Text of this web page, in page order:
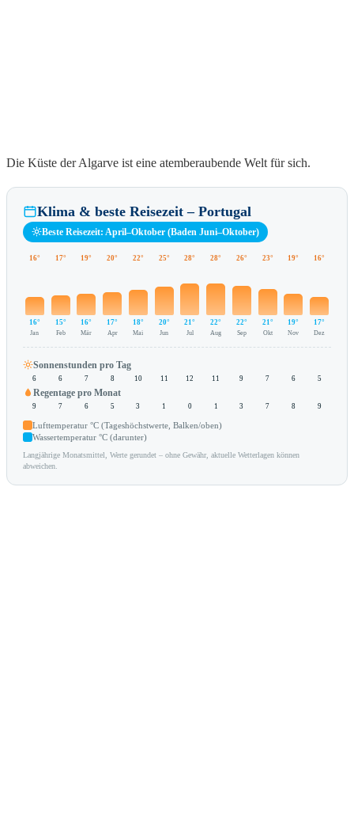
Die Küste der Algarve ist eine atemberaubende Welt für sich.
Klima & beste Reisezeit – Portugal
Beste Reisezeit: April–Oktober (Baden Juni–Oktober)
16°
16°
Jan
17°
15°
Feb
19°
16°
Mär
20°
17°
Apr
22°
18°
Mai
25°
20°
Jun
28°
21°
Jul
28°
22°
Aug
26°
22°
Sep
23°
21°
Okt
19°
19°
Nov
16°
17°
Dez
Sonnenstunden pro Tag
6 6 7 8 10 11 12 11 9 7 6 5
Regentage pro Monat
9 7 6 5 3 1 0 1 3 7 8 9
Lufttemperatur °C (Tageshöchstwerte, Balken/oben)
Wassertemperatur °C (darunter)
Langjährige Monatsmittel, Werte gerundet – ohne Gewähr, aktuelle Wetterlagen können
abweichen.